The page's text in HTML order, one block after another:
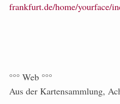
frankfurt.de/home/yourface/
°°° Web °°°
Aus der Kartensammlung,